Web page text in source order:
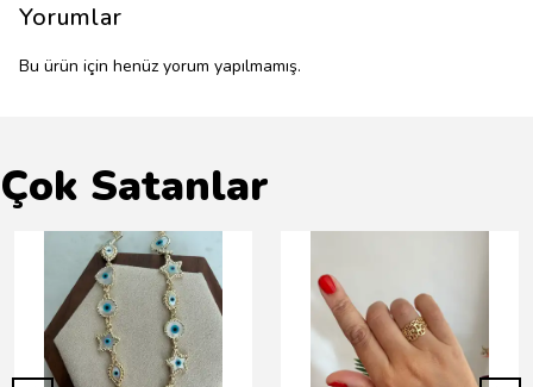
Yorumlar
Bu ürün için henüz yorum yapılmamış.
Çok Satanlar